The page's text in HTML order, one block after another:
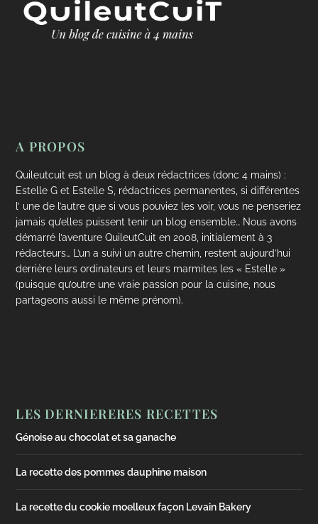
A PROPOS
Quileutcuit est un blog à deux rédactrices (donc 4 mains) :
Estelle G et Estelle S, rédactrices permanentes, si différentes
l’ une de l’autre que si vous pouviez les voir, vous ne penseriez
jamais qu’elles puissent tenir un blog ensemble… Nous avons
démarré l’aventure QuileutCuit en 2008, initialement à 3
rédacteurs… L’un a suivi un autre chemin, restent aujourd’hui
derrière leurs ordinateurs et leurs marmites les « Estelle »
(puisque qu’outre une vraie passion pour la cuisine, nous
partageons aussi le même prénom).
LES DERNIERERES RECETTES
Génoise au chocolat et sa ganache
La recette des pommes dauphine maison
La recette du cookie moelleux façon Levain Bakery